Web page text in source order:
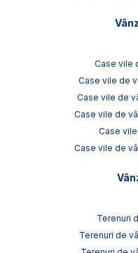
Case vile
Case vile de
Case vile de
Case vile de
Case
Case vile de
Terenuri
Terenuri de